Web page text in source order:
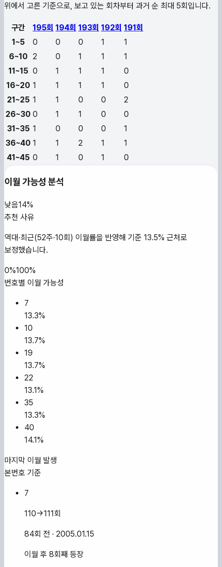
위에서 고른 기준으로, 보고 있는 회차부터 과거 순 최대 5회입니다.
구간 195회 194회 193회 192회 191회
1~5
0 0 0 1
1
6~10 2 0 1 1
1
11~15 0 1 1 1
0
16~20 1 1 1 1
0
21~25 1 1 0 0
2
26~30 0 1 1 0
0
31~35 1 0 0 0
1
36~40 1 1 2 1
1
41~45 0 1 0 1 0
이월 가능성 분석
낮음14%
추천 사유
역대·최근(52주·10회) 이월률을 반영해 기준 13.5% 근처로
보정했습니다.
0%100%
번호별 이월 가능성
7
13.3%
10
13.7%
19
13.7%
22
13.1%
35
13.3%
40
14.1%
마지막 이월 발생
본번호 기준
7
110→111회
84회 전 · 2005.01.15
이월 후 8회째 등장